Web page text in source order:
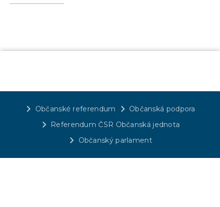
Občanské referendum
Občanská podpora
Referendum ČSR Občanská jednota
Občanský parlament